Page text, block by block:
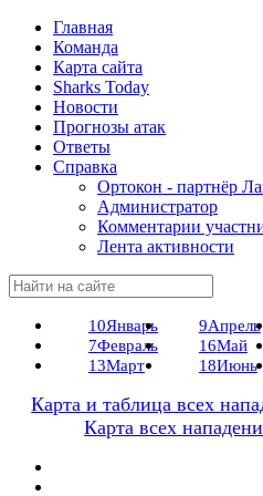
Главная
Команда
Карта сайта
Sharks Today
Новости
Прогнозы атак
Ответы
Справка
Ортокон - партнёр
Администратор
Комментарии
Лента активности
10Январь
7Февраль
13Март
9Апрель
16Май
18Июнь
Карта и таблица всех
Карта всех